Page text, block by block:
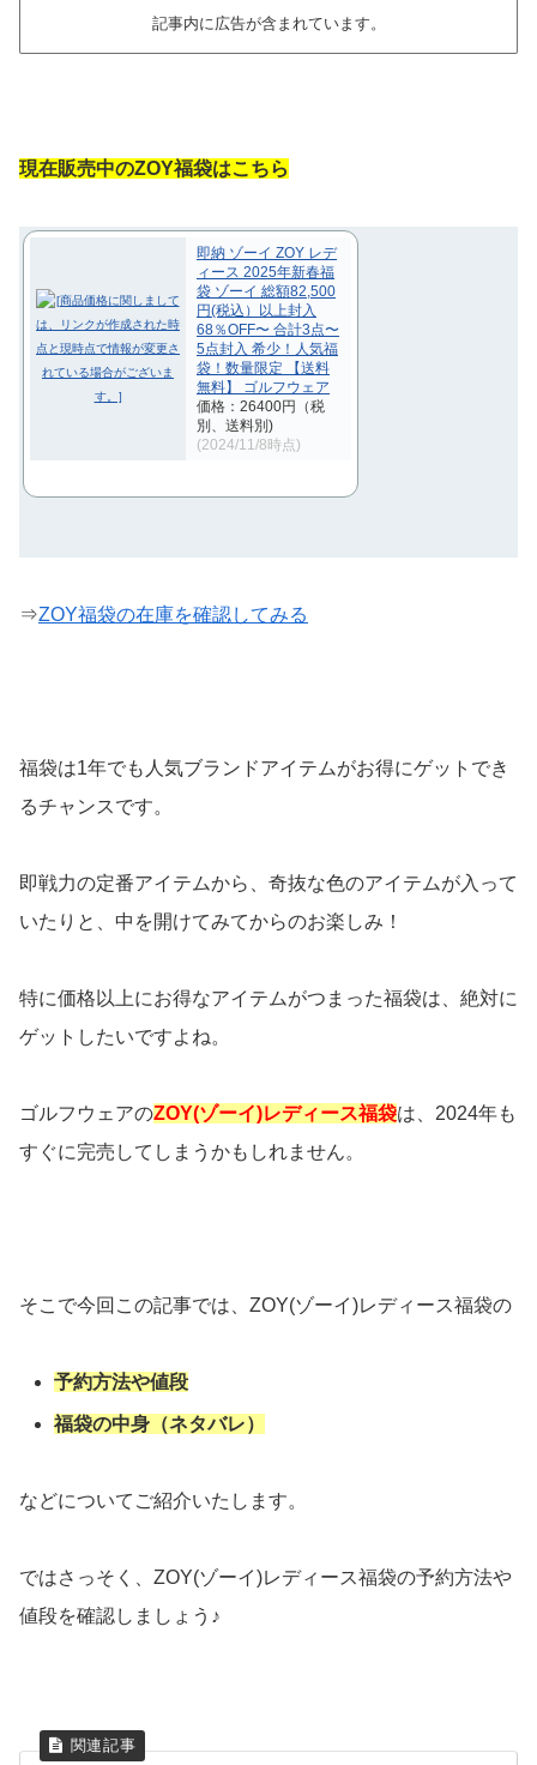
記事内に広告が含まれています。
現在販売中のZOY福袋はこちら
即納 ゾーイ ZOY レデ
ィース 2025年新春福
袋 ゾーイ 総額82,500
円(税込）以上封入
68％OFF〜 合計3点〜
5点封入 希少！人気福
袋！数量限定 【送料
無料】 ゴルフウェア
価格：26400円（税
別、送料別)
(2024/11/8時点)
⇒ZOY福袋の在庫を確認してみる
福袋は1年でも人気ブランドアイテムがお得にゲットでき
るチャンスです。
即戦力の定番アイテムから、奇抜な色のアイテムが入って
いたりと、中を開けてみてからのお楽しみ！
特に価格以上にお得なアイテムがつまった福袋は、絶対に
ゲットしたいですよね。
ゴルフウェアのZOY(ゾーイ)レディース福袋は、2024年も
すぐに完売してしまうかもしれません。
そこで今回この記事では、ZOY(ゾーイ)レディース福袋の
予約方法や値段
福袋の中身（ネタバレ）
などについてご紹介いたします。
ではさっそく、ZOY(ゾーイ)レディース福袋の予約方法や
値段を確認しましょう♪